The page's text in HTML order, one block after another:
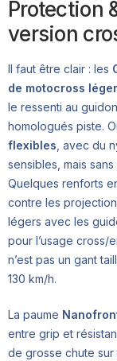
Protection
version
Il faut être clair : les
de motocross
le ressenti au
homologués piste.
flexibles, avec du
sensibles, mais
Quelques renforts
contre les
légers avec les
pour l’usage cross/
n’est pas un gant
130 km/h.
La paume
entre grip et
de grosse chute sur